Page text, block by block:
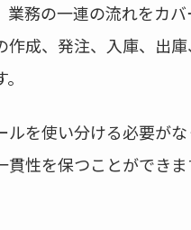
業務の一連の流れをカ
作成、発注、入庫、出
を使い分ける必要がな
貫性を保つことができま